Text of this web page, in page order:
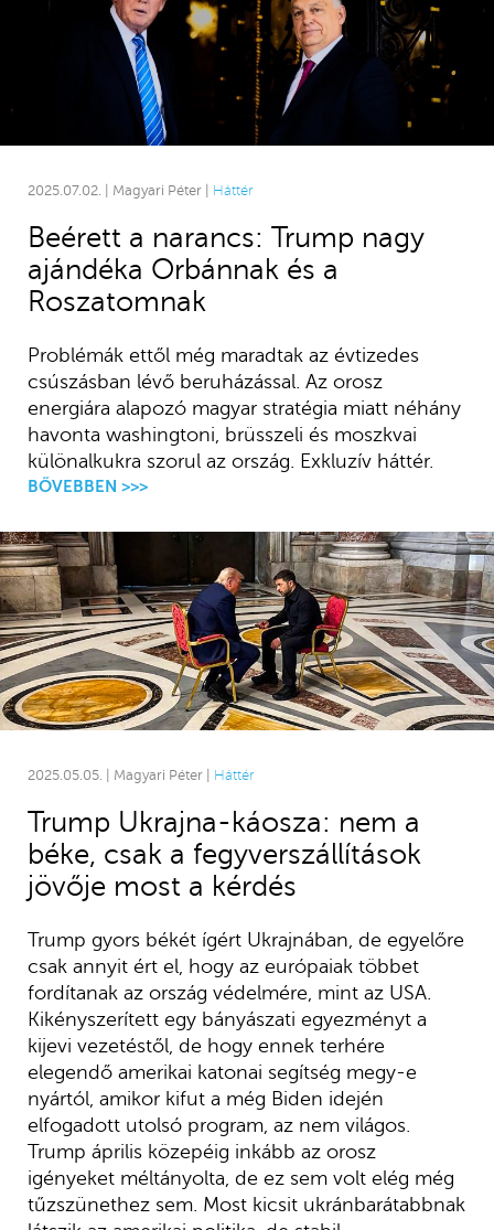
2025.07.02. | Magyari Péter | Háttér
Beérett a narancs: Trump nagy
ajándéka Orbánnak és a
Roszatomnak
Problémák ettől még maradtak az évtizedes
csúszásban lévő beruházással. Az orosz
energiára alapozó magyar stratégia miatt néhány
havonta washingtoni, brüsszeli és moszkvai
különalkukra szorul az ország. Exkluzív háttér.
BŐVEBBEN >>>
2025.05.05. | Magyari Péter | Háttér
Trump Ukrajna-káosza: nem a
béke, csak a fegyverszállítások
jövője most a kérdés
Trump gyors békét ígért Ukrajnában, de egyelőre
csak annyit ért el, hogy az európaiak többet
fordítanak az ország védelmére, mint az USA.
Kikényszerített egy bányászati egyezményt a
kijevi vezetéstől, de hogy ennek terhére
elegendő amerikai katonai segítség megy-e
nyártól, amikor kifut a még Biden idején
elfogadott utolsó program, az nem világos.
Trump április közepéig inkább az orosz
igényeket méltányolta, de ez sem volt elég még
tűzszünethez sem. Most kicsit ukránbarátabbnak